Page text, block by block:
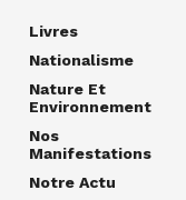
Livres
Nationalisme
Nature Et
Environnement
Nos
Manifestations
Notre Actu